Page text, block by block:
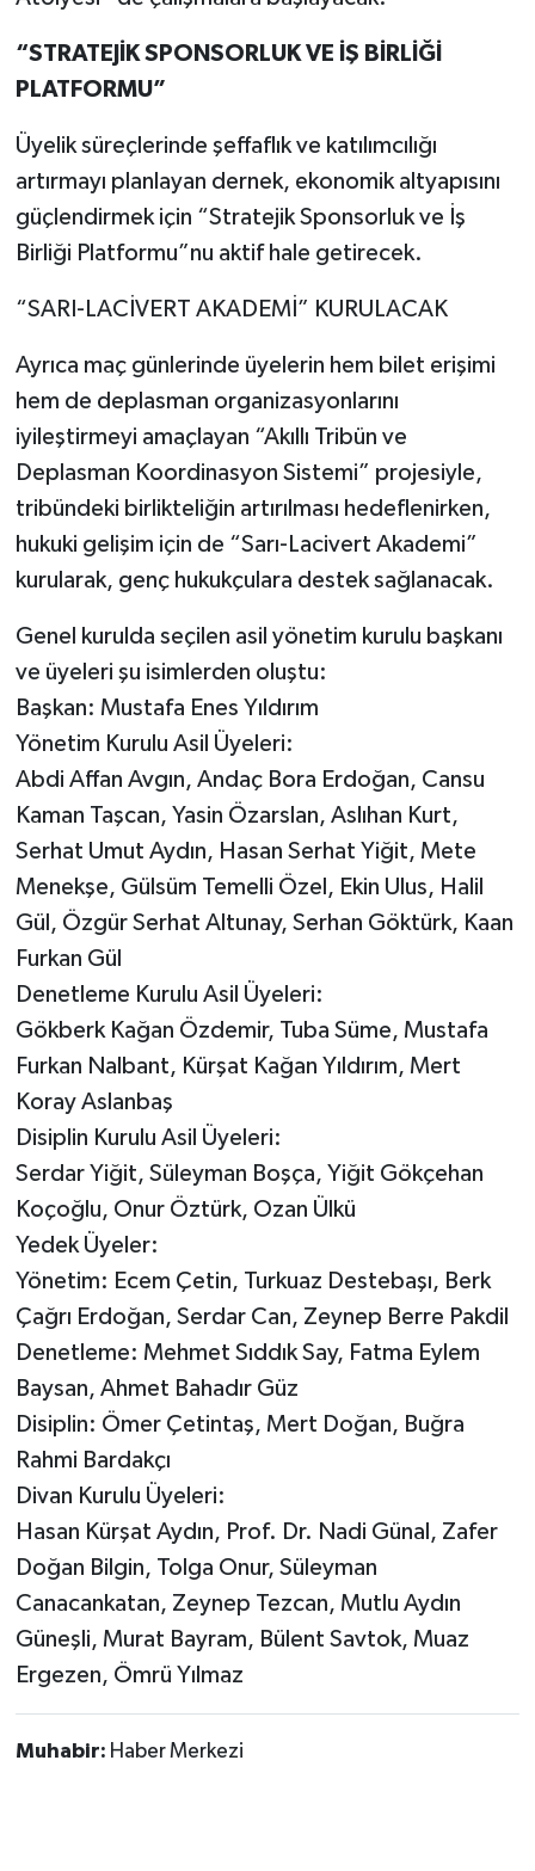
“STRATEJİK SPONSORLUK VE İŞ BİRLİĞİ
PLATFORMU”
Üyelik süreçlerinde şeffaflık ve katılımcılığı
artırmayı planlayan dernek, ekonomik altyapısını
güçlendirmek için “Stratejik Sponsorluk ve İş
Birliği Platformu”nu aktif hale getirecek.
“SARI-LACİVERT AKADEMİ” KURULACAK
Ayrıca maç günlerinde üyelerin hem bilet erişimi
hem de deplasman organizasyonlarını
iyileştirmeyi amaçlayan “Akıllı Tribün ve
Deplasman Koordinasyon Sistemi” projesiyle,
tribündeki birlikteliğin artırılması hedeflenirken,
hukuki gelişim için de “Sarı-Lacivert Akademi”
kurularak, genç hukukçulara destek sağlanacak.
Genel kurulda seçilen asil yönetim kurulu başkanı
ve üyeleri şu isimlerden oluştu:
Başkan: Mustafa Enes Yıldırım
Yönetim Kurulu Asil Üyeleri:
Abdi Affan Avgın, Andaç Bora Erdoğan, Cansu
Kaman Taşcan, Yasin Özarslan, Aslıhan Kurt,
Serhat Umut Aydın, Hasan Serhat Yiğit, Mete
Menekşe, Gülsüm Temelli Özel, Ekin Ulus, Halil
Gül, Özgür Serhat Altunay, Serhan Göktürk, Kaan
Furkan Gül
Denetleme Kurulu Asil Üyeleri:
Gökberk Kağan Özdemir, Tuba Süme, Mustafa
Furkan Nalbant, Kürşat Kağan Yıldırım, Mert
Koray Aslanbaş
Disiplin Kurulu Asil Üyeleri:
Serdar Yiğit, Süleyman Boşça, Yiğit Gökçehan
Koçoğlu, Onur Öztürk, Ozan Ülkü
Yedek Üyeler:
Yönetim: Ecem Çetin, Turkuaz Destebaşı, Berk
Çağrı Erdoğan, Serdar Can, Zeynep Berre Pakdil
Denetleme: Mehmet Sıddık Say, Fatma Eylem
Baysan, Ahmet Bahadır Güz
Disiplin: Ömer Çetintaş, Mert Doğan, Buğra
Rahmi Bardakçı
Divan Kurulu Üyeleri:
Hasan Kürşat Aydın, Prof. Dr. Nadi Günal, Zafer
Doğan Bilgin, Tolga Onur, Süleyman
Canacankatan, Zeynep Tezcan, Mutlu Aydın
Güneşli, Murat Bayram, Bülent Savtok, Muaz
Ergezen, Ömrü Yılmaz
Muhabir: Haber Merkezi